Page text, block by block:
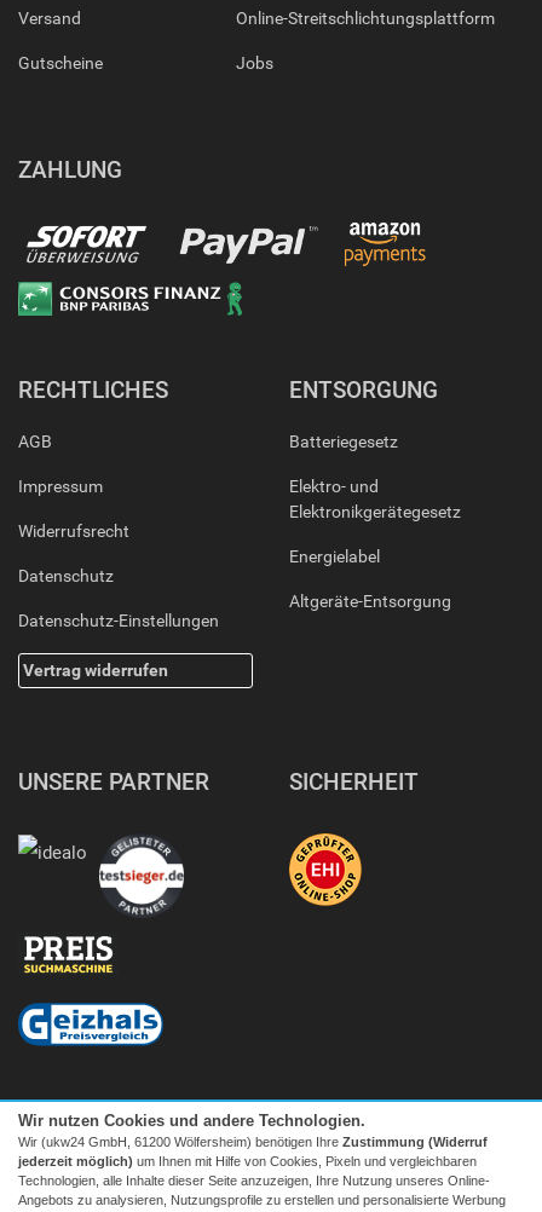
Versand
Gutscheine
Online-Streitschlichtungsplattform
Jobs
ZAHLUNG
RECHTLICHES
AGB
Impressum
Widerrufsrecht
Datenschutz
Datenschutz-Einstellungen
Vertrag widerrufen
ENTSORGUNG
Batteriegesetz
Elektro- und
Elektronikgerätegesetz
Energielabel
Altgeräte-Entsorgung
UNSERE PARTNER SICHERHEIT
Wir nutzen Cookies und andere Technologien.
Wir (ukw24 GmbH, 61200 Wölfersheim) benötigen Ihre Zustimmung (Widerruf
jederzeit möglich) um Ihnen mit Hilfe von Cookies, Pixeln und vergleichbaren
Technologien, alle Inhalte dieser Seite anzuzeigen, Ihre Nutzung unseres Online-
Angebots zu analysieren, Nutzungsprofile zu erstellen und personalisierte Werbung